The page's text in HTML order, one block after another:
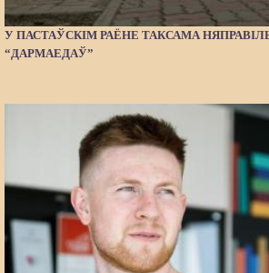
У ПАСТАЎСКІМ РАЁНЕ ТАКСАМА
“ДАРМАЕДАЎ”